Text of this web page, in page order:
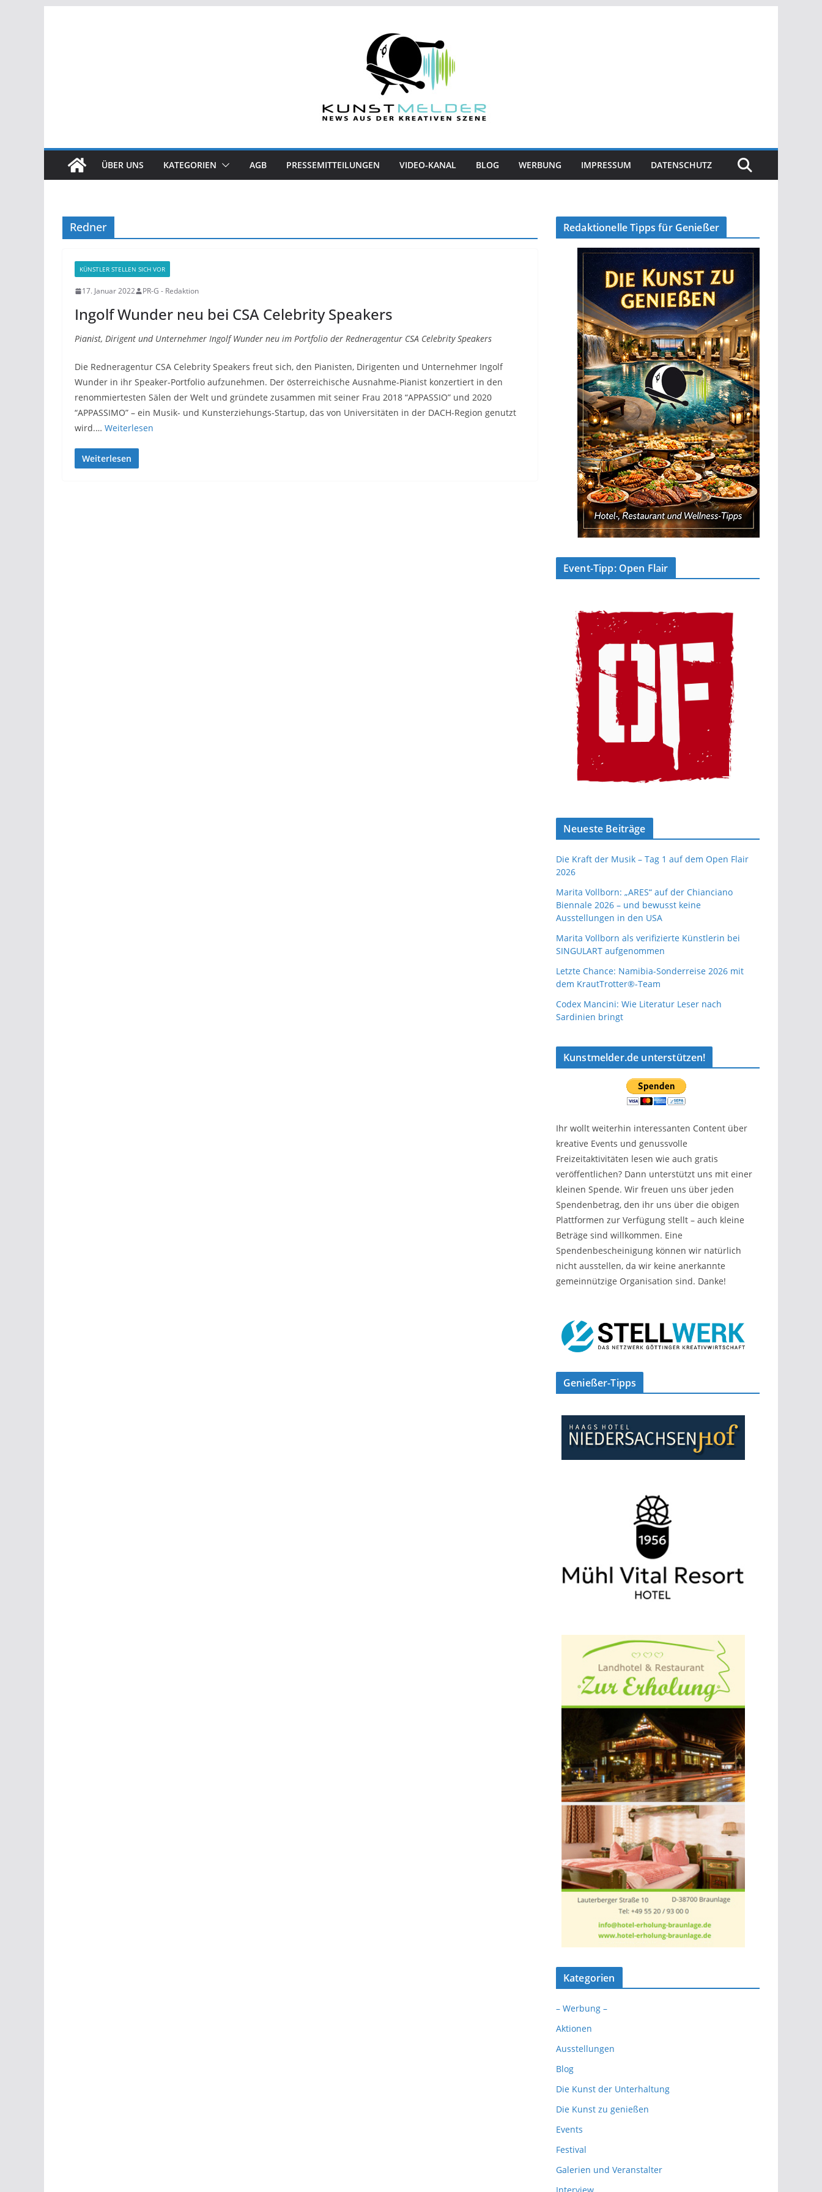
ÜBER UNS KATEGORIEN AGB PRESSEMITTEILUNGEN VIDEO-KANAL BLOG WERBUNG IMPRESSUM DATENSCHUTZ
Redner
KÜNSTLER STELLEN SICH VOR
17. Januar 2022 PR-G - Redaktion
Ingolf Wunder neu bei CSA Celebrity Speakers
Pianist, Dirigent und Unternehmer Ingolf Wunder neu im Portfolio der Redneragentur CSA Celebrity Speakers
Die Redneragentur CSA Celebrity Speakers freut sich, den Pianisten, Dirigenten und Unternehmer Ingolf
Wunder in ihr Speaker-Portfolio aufzunehmen. Der österreichische Ausnahme-Pianist konzertiert in den
renommiertesten Sälen der Welt und gründete zusammen mit seiner Frau 2018 “APPASSIO” und 2020
“APPASSIMO” – ein Musik- und Kunsterziehungs-Startup, das von Universitäten in der DACH-Region genutzt
wird.… Weiterlesen
Weiterlesen
Redaktionelle Tipps für Genießer
Event-Tipp: Open Flair
Neueste Beiträge
Die Kraft der Musik – Tag 1 auf dem Open Flair
2026
Marita Vollborn: „ARES“ auf der Chianciano
Biennale 2026 – und bewusst keine
Ausstellungen in den USA
Marita Vollborn als verifizierte Künstlerin bei
SINGULART aufgenommen
Letzte Chance: Namibia-Sonderreise 2026 mit
dem KrautTrotter®-Team
Codex Mancini: Wie Literatur Leser nach
Sardinien bringt
Kunstmelder.de unterstützen!
Ihr wollt weiterhin interessanten Content über
kreative Events und genussvolle
Freizeitaktivitäten lesen wie auch gratis
veröffentlichen? Dann unterstützt uns mit einer
kleinen Spende. Wir freuen uns über jeden
Spendenbetrag, den ihr uns über die obigen
Plattformen zur Verfügung stellt – auch kleine
Beträge sind willkommen. Eine
Spendenbescheinigung können wir natürlich
nicht ausstellen, da wir keine anerkannte
gemeinnützige Organisation sind. Danke!
Genießer-Tipps
Kategorien
– Werbung –
Aktionen
Ausstellungen
Blog
Die Kunst der Unterhaltung
Die Kunst zu genießen
Events
Festival
Galerien und Veranstalter